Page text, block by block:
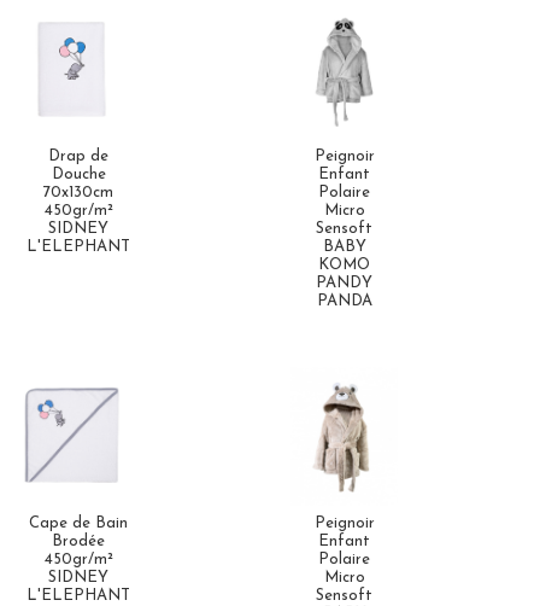
Drap de
Douche
70x130cm
450gr/m²
SIDNEY
L'ELEPHANT
Peignoir
Enfant
Polaire
Micro
Sensoft
BABY
KOMO
PANDY
PANDA
Cape de Bain
Brodée
450gr/m²
SIDNEY
L'ELEPHANT
Peignoir
Enfant
Polaire
Micro
Sensoft